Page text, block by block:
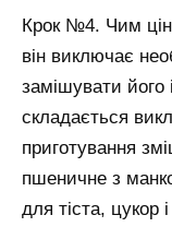
Крок №4. Чим
він виключає
замішувати його
складається
приготування
пшеничне з
для тіста, цукор